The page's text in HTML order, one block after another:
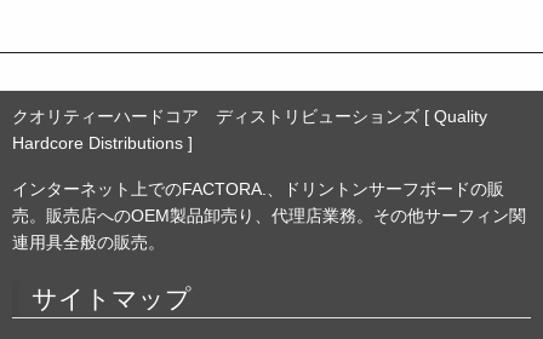
クオリティーハードコア ディストリビューションズ [ Quality
Hardcore Distributions ]
インターネット上でのFACTORA.、ドリントンサーフボードの販
売。販売店へのOEM製品卸売り、代理店業務。その他サーフィン関
連用具全般の販売。
サイトマップ